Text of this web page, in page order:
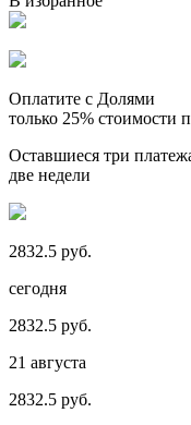
Оплатите с Долями
только 25% стоимости
Оставшиеся три
две недели
2832.5 руб.
сегодня
2832.5 руб.
21 августа
2832.5 руб.